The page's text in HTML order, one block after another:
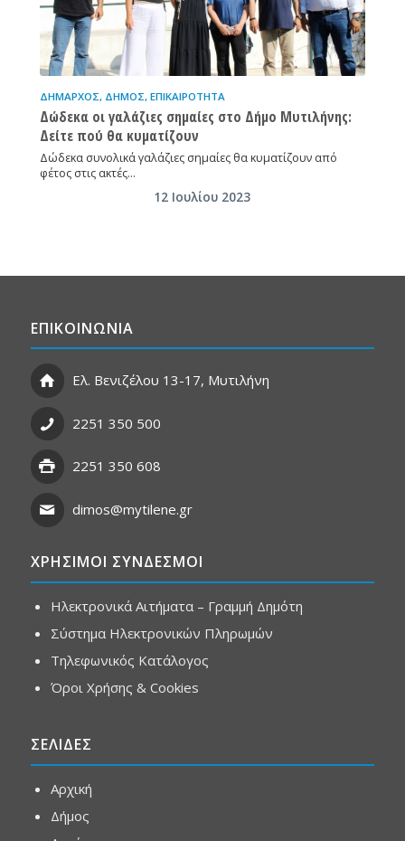
ΔΉΜΑΡΧΟΣ, ΔΉΜΟΣ, ΕΠΙΚΑΙΡΌΤΗΤΑ
Δώδεκα οι γαλάζιες σημαίες στο Δήμο Μυτιλήνης:
Δείτε πού θα κυματίζουν
Δώδεκα συνολικά γαλάζιες σημαίες θα κυματίζουν από
φέτος στις ακτές…
12 Ιουλίου 2023
ΕΠΙΚΟΙΝΩΝΙΑ
Ελ. Βενιζέλου 13-17, Μυτιλήνη
2251 350 500
2251 350 608
dimos@mytilene.gr
ΧΡΗΣΙΜΟΙ ΣΥΝΔΕΣΜΟΙ
Ηλεκτρονικά Αιτήματα – Γραμμή Δημότη
Σύστημα Ηλεκτρονικών Πληρωμών
Τηλεφωνικός Κατάλογος
Όροι Χρήσης & Cookies
ΣΕΛΙΔΕΣ
Αρχική
Δήμος